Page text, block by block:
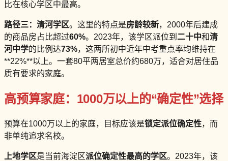
比在核心学区中最高。
路径三：清河学区。这里的特点是房龄较新，2000年后建成
的商品房占比超过60%。2023年，该学区派位到 二十中和清
河中学的比例达73%，这两所初中近年中考重点率均维持在
**22%**以上。一套80平两居室总价约680万，适合对居住品
质有要求的家庭。
高预算家庭：1000万以上的“确定性”选择
预算在1000万以上的家庭，目标应该是锁定派位确定性，而
非单纯追求名校。
上地学区是当前海淀区派位确定性最高的学区。2023年，该